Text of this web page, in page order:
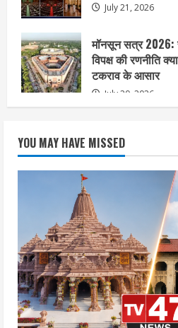
July 21, 2026
मॉनसून सत्र 2026:
विपक्ष की रणनीति
टकराव के आसार
July 20, 2026
YOU MAY HAVE MISSED